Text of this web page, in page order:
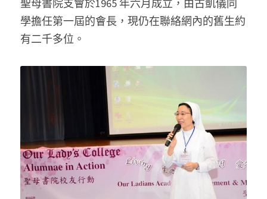
聖母書院支會於1965 年六月成立，由古凱儀同
學擔任第一屆的會長，現仍在聯絡網內的舊生約
有二千多位。